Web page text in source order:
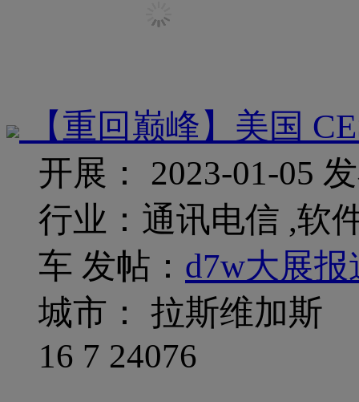
【重回巅峰】美国
开展： 2023-01-05
行业：通讯电信 ,软
车 发帖： d7w大展报
城市： 拉斯维加斯
16 7 24076